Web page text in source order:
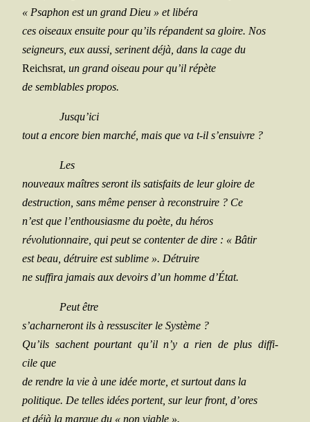
« Psa­phon est un grand Dieu » et libéra
ces oiseaux ensuite pour qu’ils répandent sa gloire. Nos
sei­gneurs, eux aus­si, serinent déjà, dans la cage du
Reichs­rat, un grand oiseau pour qu’il répète
de sem­blables propos.
Jusqu’ici
tout a encore bien mar­ché, mais que va t‑il s’ensuivre ?
Les
nou­veaux maîtres seront ils satis­faits de leur gloire de
des­truc­tion, sans même pen­ser à recons­truire ? Ce
n’est que l’enthousiasme du poète, du héros
révo­lu­tion­naire, qui peut se conten­ter de dire : « Bâtir
est beau, détruire est sublime ». Détruire
ne suf­fi­ra jamais aux devoirs d’un homme d’État.
Peut être
s’acharneront ils à res­sus­ci­ter le Système ?
Qu’ils sachent pour­tant qu’il n’y a rien de plus dif­fi­
cile que
de rendre la vie à une idée morte, et sur­tout dans la
poli­tique. De telles idées portent, sur leur front, d’ores
et déjà la marque du « non viable ».